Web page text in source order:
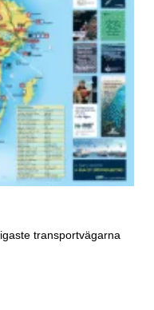
transportvägarna